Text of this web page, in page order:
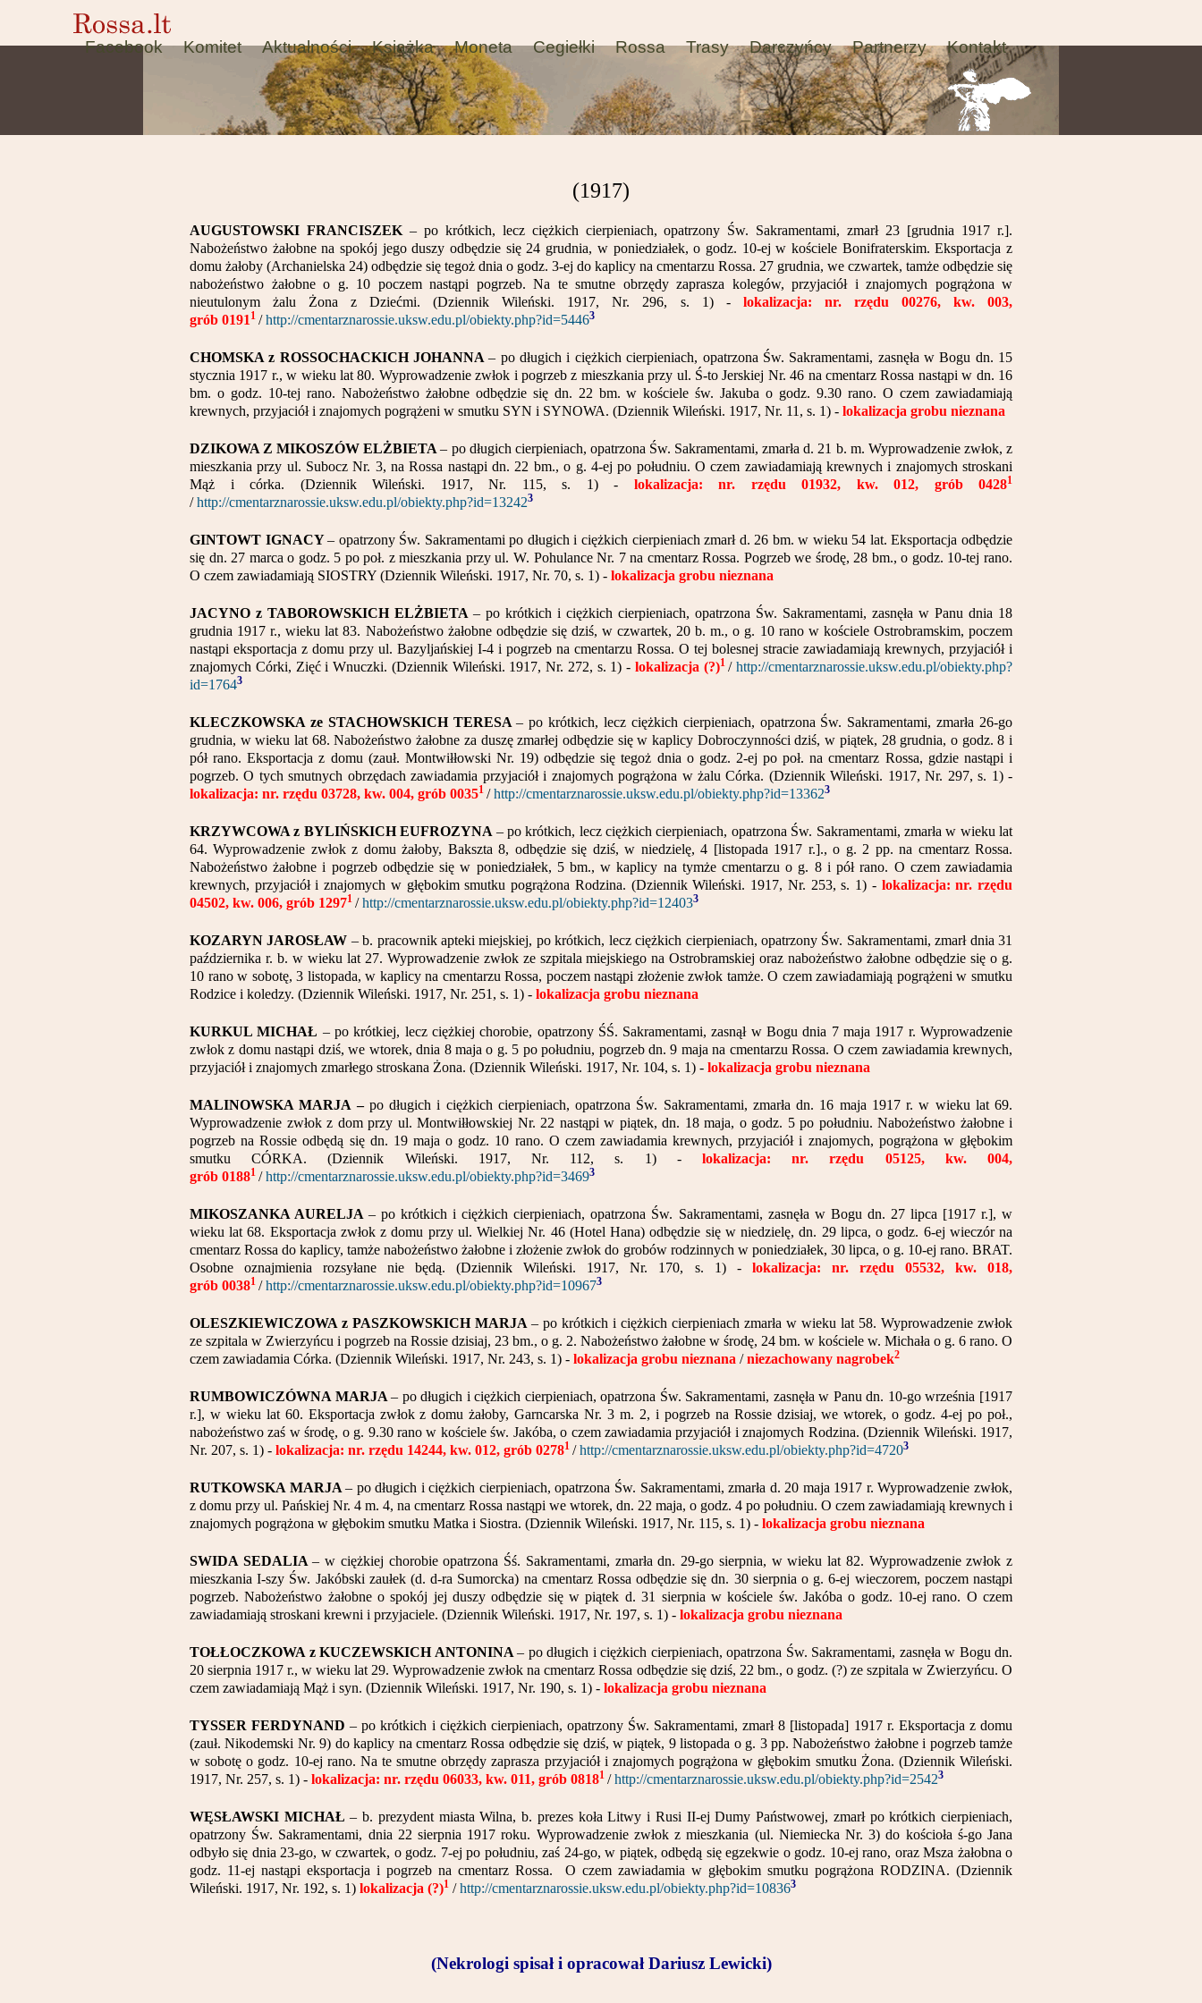
Facebook Komitet Aktualności Książka Moneta Cegiełki Rossa Trasy Darczyńcy Partnerzy Kontakt
(1917)
AUGUSTOWSKI FRANCISZEK – po krótkich, lecz ciężkich cierpieniach, opatrzony Św. Sakramentami, zmarł 23 [grudnia 1917 r.].
Nabożeństwo żałobne na spokój jego duszy odbędzie się 24 grudnia, w poniedziałek, o godz. 10-ej w kościele Bonifraterskim. Eksportacja z
domu żałoby (Archanielska 24) odbędzie się tegoż dnia o godz. 3-ej do kaplicy na cmentarzu Rossa. 27 grudnia, we czwartek, tamże odbędzie się
nabożeństwo żałobne o g. 10 poczem nastąpi pogrzeb. Na te smutne obrzędy zaprasza kolegów, przyjaciół i znajomych pogrążona w
nieutulonym żalu Żona z Dziećmi. (Dziennik Wileński. 1917, Nr. 296, s. 1) - lokalizacja: nr. rzędu 00276, kw. 003,
grób 0191 1 /http://cmentarznarossie.uksw.edu.pl/obiekty.php?id=54463
CHOMSKA z ROSSOCHACKICH JOHANNA– po długich i ciężkich cierpieniach, opatrzona Św. Sakramentami, zasnęła w Bogu dn. 15
stycznia 1917 r., w wieku lat 80. Wyprowadzenie zwłok i pogrzeb z mieszkania przy ul. Ś-to Jerskiej Nr. 46 na cmentarz Rossa nastąpi w dn. 16
bm. o godz. 10-tej rano. Nabożeństwo żałobne odbędzie się dn. 22 bm. w kościele św. Jakuba o godz. 9.30 rano. O czem zawiadamiają
krewnych, przyjaciół i znajomych pogrążeni w smutku SYN i SYNOWA. (Dziennik Wileński. 1917, Nr. 11, s. 1) - lokalizacja grobu nieznana
DZIKOWA Z MIKOSZÓW ELŻBIETA– po długich cierpieniach, opatrzona Św. Sakramentami, zmarła d. 21 b. m. Wyprowadzenie zwłok, z
mieszkania przy ul. Subocz Nr. 3, na Rossa nastąpi dn. 22 bm., o g. 4-ej po południu. O czem zawiadamiają krewnych i znajomych stroskani
Mąż i córka. (Dziennik Wileński. 1917, Nr. 115, s. 1) - lokalizacja: nr. rzędu 01932, kw. 012, grób 04281
/http://cmentarznarossie.uksw.edu.pl/obiekty.php?id=132423
GINTOWT IGNACY– opatrzony Św. Sakramentami po długich i ciężkich cierpieniach zmarł d. 26 bm. w wieku 54 lat. Eksportacja odbędzie
się dn. 27 marca o godz. 5 po poł. z mieszkania przy ul. W. Pohulance Nr. 7 na cmentarz Rossa. Pogrzeb we środę, 28 bm., o godz. 10-tej rano.
O czem zawiadamiają SIOSTRY (Dziennik Wileński. 1917, Nr. 70, s. 1) - lokalizacja grobu nieznana
JACYNO z TABOROWSKICH ELŻBIETA – po krótkich i ciężkich cierpieniach, opatrzona Św. Sakramentami, zasnęła w Panu dnia 18
grudnia 1917 r., wieku lat 83. Nabożeństwo żałobne odbędzie się dziś, w czwartek, 20 b. m., o g. 10 rano w kościele Ostrobramskim, poczem
nastąpi eksportacja z domu przy ul. Bazyljańskiej I-4 i pogrzeb na cmentarzu Rossa. O tej bolesnej stracie zawiadamiają krewnych, przyjaciół i
znajomych Córki, Zięć i Wnuczki. (Dziennik Wileński. 1917, Nr. 272, s. 1) - lokalizacja (?)1 / http://cmentarznarossie.uksw.edu.pl/obiekty.php?
id=17643
KLECZKOWSKA ze STACHOWSKICH TERESA– po krótkich, lecz ciężkich cierpieniach, opatrzona Św. Sakramentami, zmarła 26-go
grudnia, w wieku lat 68. Nabożeństwo żałobne za duszę zmarłej odbędzie się w kaplicy Dobroczynności dziś, w piątek, 28 grudnia, o godz. 8 i
pół rano. Eksportacja z domu (zauł. Montwiłłowski Nr. 19) odbędzie się tegoż dnia o godz. 2-ej po poł. na cmentarz Rossa, gdzie nastąpi i
pogrzeb. O tych smutnych obrzędach zawiadamia przyjaciół i znajomych pogrążona w żalu Córka. (Dziennik Wileński. 1917, Nr. 297, s. 1) -
lokalizacja: nr. rzędu 03728, kw. 004, grób 00351 /http://cmentarznarossie.uksw.edu.pl/obiekty.php?id=133623
KRZYWCOWA z BYLIŃSKICH EUFROZYNA – po krótkich, lecz ciężkich cierpieniach, opatrzona Św. Sakramentami, zmarła w wieku lat
64. Wyprowadzenie zwłok z domu żałoby, Bakszta 8, odbędzie się dziś, w niedzielę, 4 [listopada 1917 r.]., o g. 2 pp. na cmentarz Rossa.
Nabożeństwo żałobne i pogrzeb odbędzie się w poniedziałek, 5 bm., w kaplicy na tymże cmentarzu o g. 8 i pół rano. O czem zawiadamia
krewnych, przyjaciół i znajomych w głębokim smutku pogrążona Rodzina. (Dziennik Wileński. 1917, Nr. 253, s. 1) - lokalizacja: nr. rzędu
04502, kw. 006, grób 12971 /http://cmentarznarossie.uksw.edu.pl/obiekty.php?id=124033
KOZARYN JAROSŁAW – b. pracownik apteki miejskiej, po krótkich, lecz ciężkich cierpieniach, opatrzony Św. Sakramentami, zmarł dnia 31
października r. b. w wieku lat 27. Wyprowadzenie zwłok ze szpitala miejskiego na Ostrobramskiej oraz nabożeństwo żałobne odbędzie się o g.
10 rano w sobotę, 3 listopada, w kaplicy na cmentarzu Rossa, poczem nastąpi złożenie zwłok tamże. O czem zawiadamiają pogrążeni w smutku
Rodzice i koledzy. (Dziennik Wileński. 1917, Nr. 251, s. 1) - lokalizacja grobu nieznana
KURKUL MICHAŁ – po krótkiej, lecz ciężkiej chorobie, opatrzony ŚŚ. Sakramentami, zasnął w Bogu dnia 7 maja 1917 r. Wyprowadzenie
zwłok z domu nastąpi dziś, we wtorek, dnia 8 maja o g. 5 po południu, pogrzeb dn. 9 maja na cmentarzu Rossa. O czem zawiadamia krewnych,
przyjaciół i znajomych zmarłego stroskana Żona. (Dziennik Wileński. 1917, Nr. 104, s. 1) - lokalizacja grobu nieznana
MALINOWSKA MARJA – po długich i ciężkich cierpieniach, opatrzona Św. Sakramentami, zmarła dn. 16 maja 1917 r. w wieku lat 69.
Wyprowadzenie zwłok z dom przy ul. Montwiłłowskiej Nr. 22 nastąpi w piątek, dn. 18 maja, o godz. 5 po południu. Nabożeństwo żałobne i
pogrzeb na Rossie odbędą się dn. 19 maja o godz. 10 rano. O czem zawiadamia krewnych, przyjaciół i znajomych, pogrążona w głębokim
smutku CÓRKA. (Dziennik Wileński. 1917, Nr. 112, s. 1) - lokalizacja: nr. rzędu 05125, kw. 004,
grób 01881 /http://cmentarznarossie.uksw.edu.pl/obiekty.php?id=34693
MIKOSZANKA AURELJA– po krótkich i ciężkich cierpieniach, opatrzona Św. Sakramentami, zasnęła w Bogu dn. 27 lipca [1917 r.], w
wieku lat 68. Eksportacja zwłok z domu przy ul. Wielkiej Nr. 46 (Hotel Hana) odbędzie się w niedzielę, dn. 29 lipca, o godz. 6-ej wieczór na
cmentarz Rossa do kaplicy, tamże nabożeństwo żałobne i złożenie zwłok do grobów rodzinnych w poniedziałek, 30 lipca, o g. 10-ej rano. BRAT.
Osobne oznajmienia rozsyłane nie będą. (Dziennik Wileński. 1917, Nr. 170, s. 1) - lokalizacja: nr. rzędu 05532, kw. 018,
grób 00381 /http://cmentarznarossie.uksw.edu.pl/obiekty.php?id=109673
OLESZKIEWICZOWA z PASZKOWSKICH MARJA – po krótkich i ciężkich cierpieniach zmarła w wieku lat 58. Wyprowadzenie zwłok
ze szpitala w Zwierzyńcu i pogrzeb na Rossie dzisiaj, 23 bm., o g. 2. Nabożeństwo żałobne w środę, 24 bm. w kościele w. Michała o g. 6 rano. O
czem zawiadamia Córka. (Dziennik Wileński. 1917, Nr. 243, s. 1) - lokalizacja grobu nieznana /niezachowany nagrobek2
RUMBOWICZÓWNA MARJA– po długich i ciężkich cierpieniach, opatrzona Św. Sakramentami, zasnęła w Panu dn. 10-go września [1917
r.], w wieku lat 60. Eksportacja zwłok z domu żałoby, Garncarska Nr. 3 m. 2, i pogrzeb na Rossie dzisiaj, we wtorek, o godz. 4-ej po poł.,
nabożeństwo zaś w środę, o g. 9.30 rano w kościele św. Jakóba, o czem zawiadamia przyjaciół i znajomych Rodzina. (Dziennik Wileński. 1917,
Nr. 207, s. 1) - lokalizacja: nr. rzędu 14244, kw. 012, grób 02781 /http://cmentarznarossie.uksw.edu.pl/obiekty.php?id=47203
RUTKOWSKA MARJA– po długich i ciężkich cierpieniach, opatrzona Św. Sakramentami, zmarła d. 20 maja 1917 r. Wyprowadzenie zwłok,
z domu przy ul. Pańskiej Nr. 4 m. 4, na cmentarz Rossa nastąpi we wtorek, dn. 22 maja, o godz. 4 po południu. O czem zawiadamiają krewnych i
znajomych pogrążona w głębokim smutku Matka i Siostra. (Dziennik Wileński. 1917, Nr. 115, s. 1) - lokalizacja grobu nieznana
SWIDA SEDALIA– w ciężkiej chorobie opatrzona Śś. Sakramentami, zmarła dn. 29-go sierpnia, w wieku lat 82. Wyprowadzenie zwłok z
mieszkania I-szy Św. Jakóbski zaułek (d. d-ra Sumorcka) na cmentarz Rossa odbędzie się dn. 30 sierpnia o g. 6-ej wieczorem, poczem nastąpi
pogrzeb. Nabożeństwo żałobne o spokój jej duszy odbędzie się w piątek d. 31 sierpnia w kościele św. Jakóba o godz. 10-ej rano. O czem
zawiadamiają stroskani krewni i przyjaciele. (Dziennik Wileński. 1917, Nr. 197, s. 1) - lokalizacja grobu nieznana
TOŁŁOCZKOWA z KUCZEWSKICH ANTONINA – po długich i ciężkich cierpieniach, opatrzona Św. Sakramentami, zasnęła w Bogu dn.
20 sierpnia 1917 r., w wieku lat 29. Wyprowadzenie zwłok na cmentarz Rossa odbędzie się dziś, 22 bm., o godz. (?) ze szpitala w Zwierzyńcu. O
czem zawiadamiają Mąż i syn. (Dziennik Wileński. 1917, Nr. 190, s. 1) - lokalizacja grobu nieznana
TYSSER FERDYNAND– po krótkich i ciężkich cierpieniach, opatrzony Św. Sakramentami, zmarł 8 [listopada] 1917 r. Eksportacja z domu
(zauł. Nikodemski Nr. 9) do kaplicy na cmentarz Rossa odbędzie się dziś, w piątek, 9 listopada o g. 3 pp. Nabożeństwo żałobne i pogrzeb tamże
w sobotę o godz. 10-ej rano. Na te smutne obrzędy zaprasza przyjaciół i znajomych pogrążona w głębokim smutku Żona. (Dziennik Wileński.
1917, Nr. 257, s. 1) - lokalizacja: nr. rzędu 06033, kw. 011, grób 08181 /http://cmentarznarossie.uksw.edu.pl/obiekty.php?id=25423
WĘSŁAWSKI MICHAŁ– b. prezydent miasta Wilna, b. prezes koła Litwy i Rusi II-ej Dumy Państwowej, zmarł po krótkich cierpieniach,
opatrzony Św. Sakramentami, dnia 22 sierpnia 1917 roku. Wyprowadzenie zwłok z mieszkania (ul. Niemiecka Nr. 3) do kościoła ś-go Jana
odbyło się dnia 23-go, w czwartek, o godz. 7-ej po południu, zaś 24-go, w piątek, odbędą się egzekwie o godz. 10-ej rano, oraz Msza żałobna o
godz. 11-ej nastąpi eksportacja i pogrzeb na cmentarz Rossa. O czem zawiadamia w głębokim smutku pogrążona RODZINA. (Dziennik
Wileński. 1917, Nr. 192, s. 1) lokalizacja (?)1 /http://cmentarznarossie.uksw.edu.pl/obiekty.php?id=108363
(Nekrologi spisał i opracował Dariusz Lewicki)